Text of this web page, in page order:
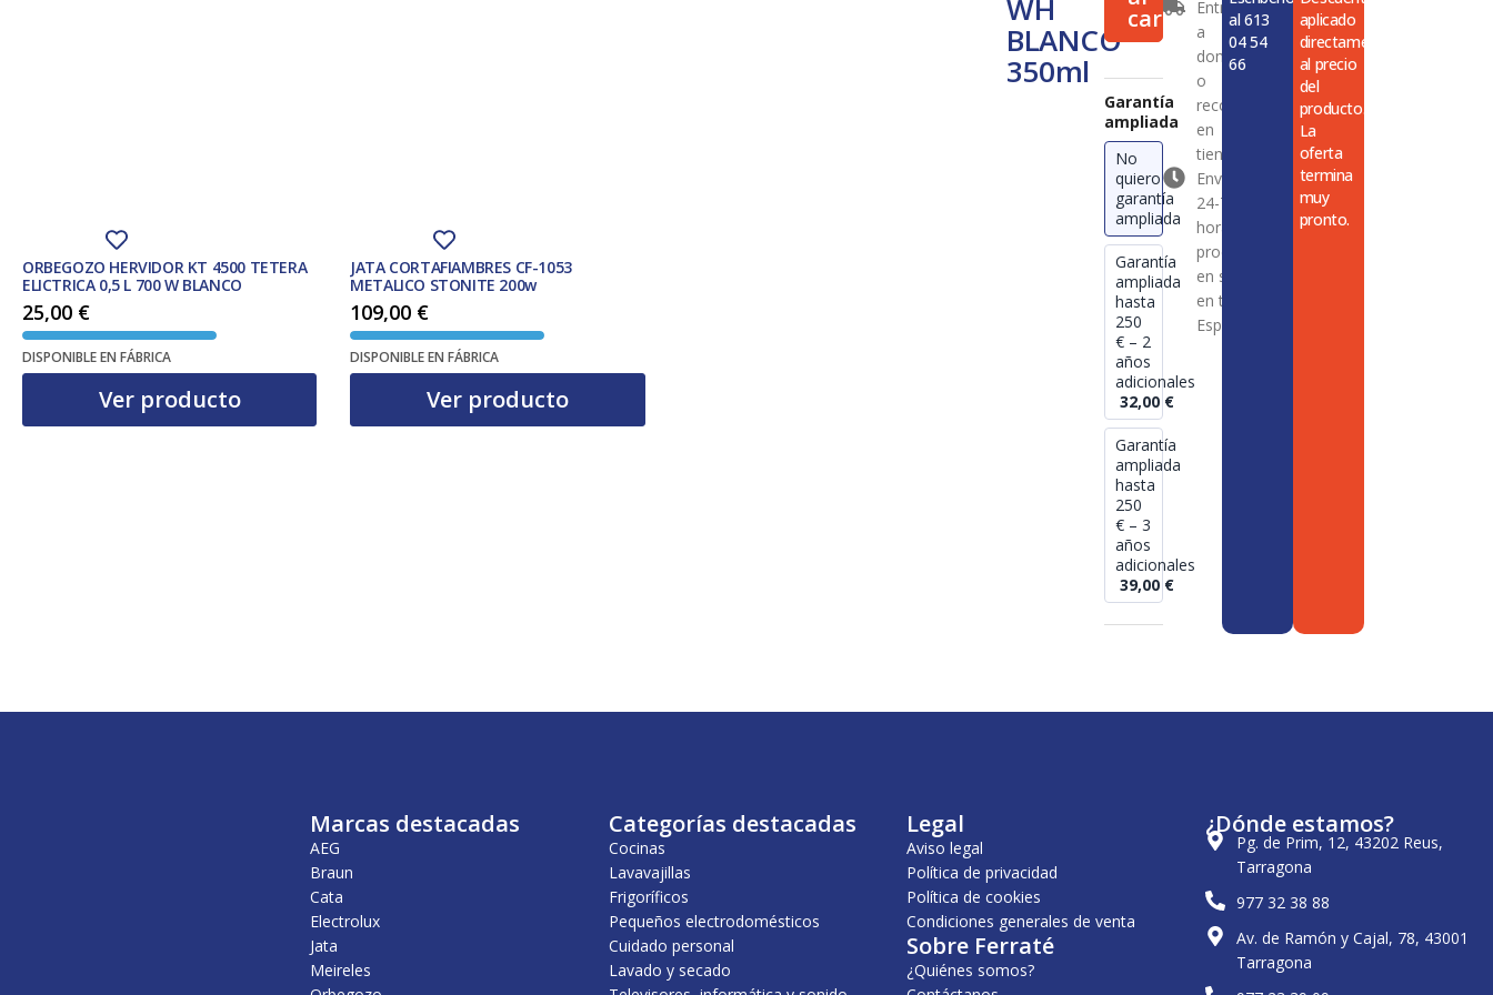
ORBEGOZO HERVIDOR KT 4500 TETERA
ELICTRICA 0,5 L 700 W BLANCO
25,00 €
DISPONIBLE EN FÁBRICA
Ver producto
JATA CORTAFIAMBRES CF-1053
METALICO STONITE 200w
109,00 €
DISPONIBLE EN FÁBRICA
Ver producto
WH
BLANCO
350ml
350ml
cantidad
carrito
Garantía
ampliada
No
quiero
garantía
ampliada
Garantía
ampliada
hasta
250
€ – 2
años
adicionales
32,00 €
Garantía
ampliada
hasta
250
€ – 3
años
adicionales
39,00 €
Entrega
a
domicilio
o
recogida
en
tienda
Envío en
24-72
horas en
productos
en stock
en toda
España
al 613
04 54
66
aplicado
directamente
al precio
del
producto.
La
oferta
termina
muy
pronto.
Marcas destacadas
AEG
Braun
Cata
Electrolux
Jata
Meireles
Categorías destacadas
Cocinas
Lavavajillas
Frigoríficos
Pequeños electrodomésticos
Cuidado personal
Lavado y secado
Legal
Aviso legal
Política de privacidad
Política de cookies
Condiciones generales de venta
Sobre Ferraté
¿Quiénes somos?
¿Dónde estamos?
Pg. de Prim, 12, 43202 Reus,
Tarragona
977 32 38 88
Av. de Ramón y Cajal, 78, 43001
Tarragona